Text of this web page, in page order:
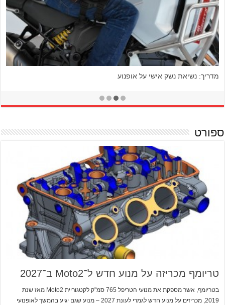
מדריך: נשיאת נשק אישי על אופנוע
ספורט
טריומף מכריזה על מנוע חדש ל־Moto2 ב־2027
בטריומף, אשר מספקת את מנועי הטריפל 765 סמ"ק לקטגוריית Moto2 מאז שנת
2019, מכריזים על מנוע חדש לגמרי לעונת 2027 – מנוע שגם יגיע בהמשך לאופנועי